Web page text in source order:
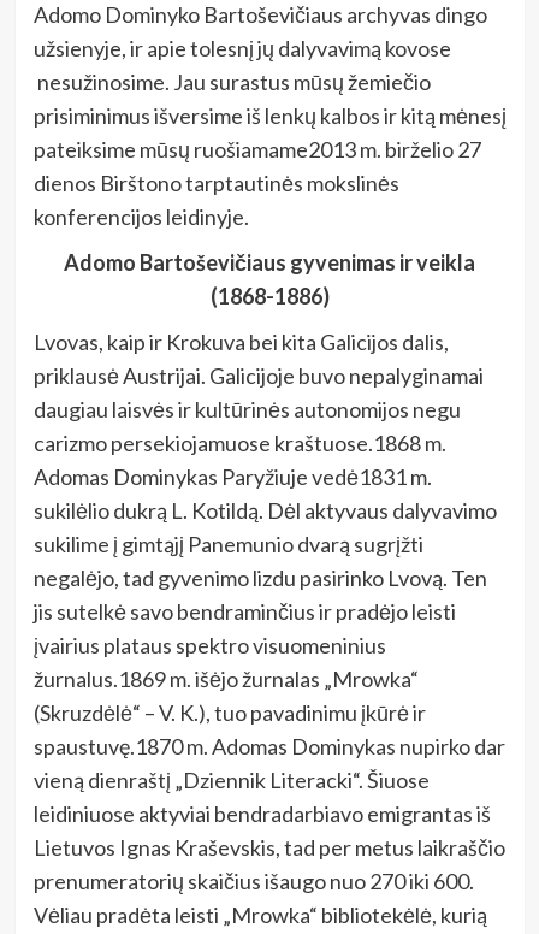
Adomo Dominyko Bartoševičiaus archyvas dingo
užsienyje, ir apie tolesnį jų dalyvavimą kovose
nesužinosime. Jau surastus mūsų žemiečio
prisiminimus išversime iš lenkų kalbos ir kitą mėnesį
pateiksime mūsų ruošiamame2013 m. birželio 27
dienos Birštono tarptautinės mokslinės
konferencijos leidinyje.
Adomo Bartoševičiaus gyvenimas ir veikla
(1868-1886)
Lvovas, kaip ir Krokuva bei kita Galicijos dalis,
priklausė Austrijai. Galicijoje buvo nepalyginamai
daugiau laisvės ir kultūrinės autonomijos negu
carizmo persekiojamuose kraštuose.1868 m.
Adomas Dominykas Paryžiuje vedė1831 m.
sukilėlio dukrą L. Kotildą. Dėl aktyvaus dalyvavimo
sukilime į gimtąjį Panemunio dvarą sugrįžti
negalėjo, tad gyvenimo lizdu pasirinko Lvovą. Ten
jis sutelkė savo bendraminčius ir pradėjo leisti
įvairius plataus spektro visuomeninius
žurnalus.1869 m. išėjo žurnalas „Mrowka“
(Skruzdėlė“ – V. K.), tuo pavadinimu įkūrė ir
spaustuvę.1870 m. Adomas Dominykas nupirko dar
vieną dienraštį „Dziennik Literacki“. Šiuose
leidiniuose aktyviai bendradarbiavo emigrantas iš
Lietuvos Ignas Kraševskis, tad per metus laikraščio
prenumeratorių skaičius išaugo nuo 270 iki 600.
Vėliau pradėta leisti „Mrowka“ bibliotekėlė, kurią